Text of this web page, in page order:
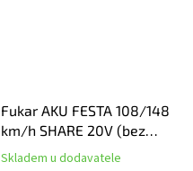
Fukar AKU FESTA 108/148
km/h SHARE 20V (bez
baterie a nabíječky)
Průměrné
Skladem u dodavatele